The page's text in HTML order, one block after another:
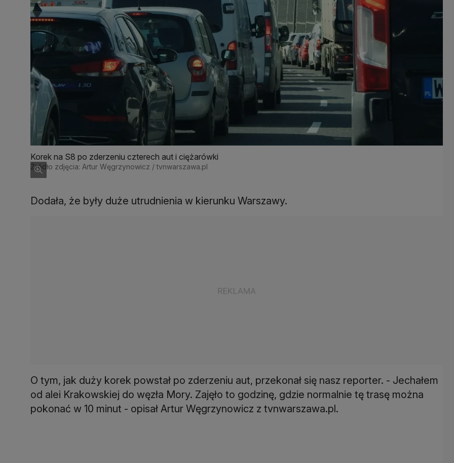
Korek na S8 po zderzeniu czterech aut i ciężarówki
Źródło zdjęcia: Artur Węgrzynowicz / tvnwarszawa.pl
Dodała, że były duże utrudnienia w kierunku Warszawy.
O tym, jak duży korek powstał po zderzeniu aut, przekonał się nasz reporter. - Jechałem
od alei Krakowskiej do węzła Mory. Zajęło to godzinę, gdzie normalnie tę trasę można
pokonać w 10 minut - opisał Artur Węgrzynowicz z tvnwarszawa.pl.